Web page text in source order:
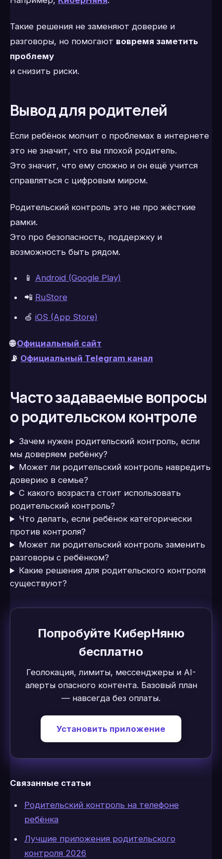
Такие решения не заменяют доверие и
разговоры, но помогают вовремя заметить
проблему
и снизить риски.
Вывод для родителей
Если ребёнок молчит о проблемах в интернете
это не значит, что вы плохой родитель.
Это значит, что ему сложно и он ещё учится
справляться с цифровым миром.
Родительский контроль это не про жёсткие
рамки.
Это про безопасность, поддержку и
возможность быть рядом.
📱 Android (Google Play)
📲 RuStore
🍏 iOS (App Store)
🌐Официальный сайт
📡 Официальный Telegram канал
Часто задаваемые вопросы
о родительском контроле
Зачем нужен родительский контроль, если
мы доверяем ребёнку?
Может ли родительский контроль навредить
доверию в семье?
С какого возраста стоит использовать
родительский контроль?
Что делать, если ребёнок категорически
против контроля?
Может ли родительский контроль заменить
разговоры с ребёнком?
Какие решения для родительского контроля
существуют?
Попробуйте КиберНяню
бесплатно
Геолокация, лимиты, мессенджеры и AI-
алерты опасного контента. Базовый план
— навсегда без оплаты.
Установить приложение
Связанные статьи
Родительский контроль на телефоне
ребёнка
Лучшие приложения родительского
контроля 2026